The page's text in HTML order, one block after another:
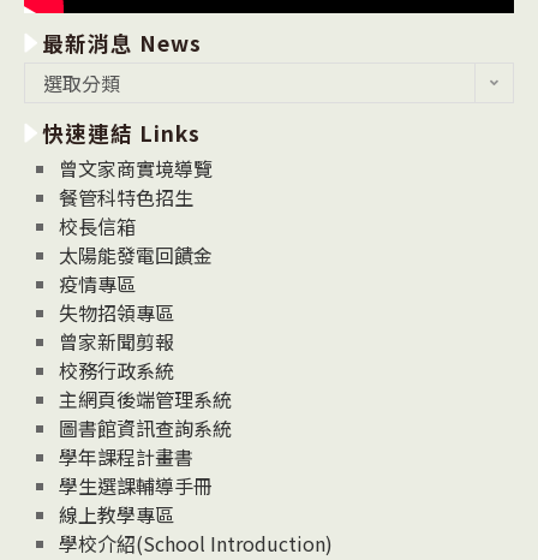
最新消息 News
消
息
News
選取分類
快速連結 Links
曾文家商實境導覽
餐管科特色招生
校長信箱
太陽能發電回饋金
疫情專區
失物招領專區
曾家新聞剪報
校務行政系統
主網頁後端管理系統
圖書館資訊查詢系統
學年課程計畫書
學生選課輔導手冊
線上教學專區
學校介紹(School Introduction)